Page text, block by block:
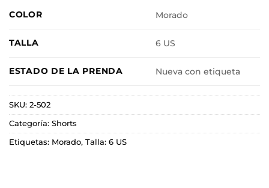
COLOR Morado
TALLA 6 US
ESTADO DE LA PRENDA Nueva con etiqueta
SKU: 2-502
Categoría: Shorts
Etiquetas: Morado, Talla: 6 US